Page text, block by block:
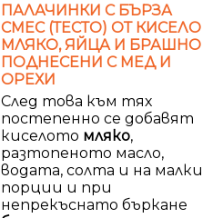
ПАЛАЧИНКИ С БЪРЗА
СМЕС (ТЕСТО) ОТ КИСЕЛО
МЛЯКО, ЯЙЦА И БРАШНО
ПОДНЕСЕНИ С МЕД И
ОРЕХИ
След това към тях
постепенно се добавят
киселото мляко,
разтопеното масло,
водата, солта и на малки
порции и при
непрекъснато бъркане